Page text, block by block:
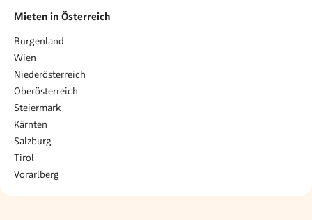
Mieten in Österreich
Burgenland
Wien
Niederösterreich
Oberösterreich
Steiermark
Kärnten
Salzburg
Tirol
Vorarlberg